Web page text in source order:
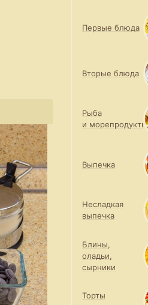
Первые блюда
Вторые блюда
Рыба
и морепродукты
Выпечка
Несладкая
выпечка
Блины,
оладьи,
сырники
Торты